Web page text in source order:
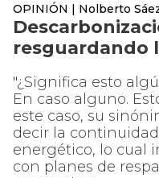
OPINIÓN | Nolberto
resguardando
"¿Significa esto
En caso alguno.
este caso, su
decir la
energético, lo cual
con planes de